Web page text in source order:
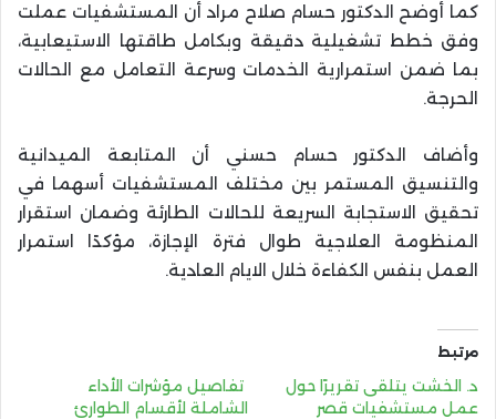
كما أوضح الدكتور حسام صلاح مراد أن المستشفيات عملت
وفق خطط تشغيلية دقيقة وبكامل طاقتها الاستيعابية،
بما ضمن استمرارية الخدمات وسرعة التعامل مع الحالات
الحرجة.
وأضاف الدكتور حسام حسني أن المتابعة الميدانية
والتنسيق المستمر بين مختلف المستشفيات أسهما في
تحقيق الاستجابة السريعة للحالات الطارئة وضمان استقرار
المنظومة العلاجية طوال فترة الإجازة، مؤكدًا استمرار
العمل بنفس الكفاءة خلال الايام العادية.
مرتبط
د. الخشت يتلقى تقريرًا حول
عمل مستشفيات قصر
تفاصيل مؤشرات الأداء
الشاملة لأقسام الطوارئ